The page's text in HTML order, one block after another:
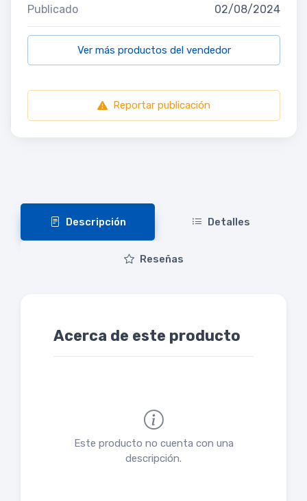
Publicado 02/08/2024
Ver más productos del vendedor
Reportar publicación
Descripción Detalles
Reseñas
Acerca de este producto
Este producto no cuenta con una
descripción.